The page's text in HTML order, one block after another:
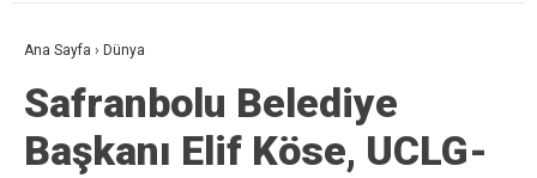
Ana Sayfa › Dünya
Safranbolu Belediye
Başkanı Elif Köse, UCLG-